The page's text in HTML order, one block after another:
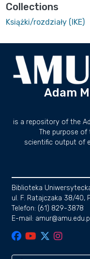
Collections
Książki/rozdziały (IKE)
Adam
is a repository of the
The purpose
scientific output of
Biblioteka
ul. F. Ratajczaka 38/40,
Telefon: (61) 829-3878
E-mail: amur@amu.edu.pl